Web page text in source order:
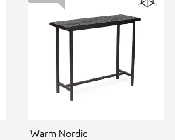
Warm Nordic